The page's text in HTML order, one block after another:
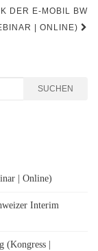
DER E-MOBIL BW
| ONLINE)
SUCHEN
| Online)
Interim
|